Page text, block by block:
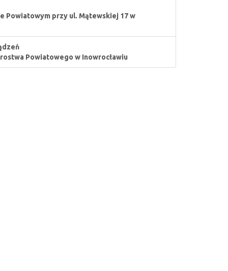
Powiatowym przy ul. Mątewskiej 17 w
Powiatowego w Inowrocławiu